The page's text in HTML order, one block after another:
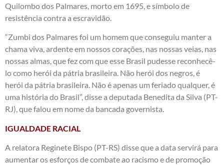
Quilombo dos Palmares, morto em 1695, e símbolo de
resistência contra a escravidão.
“Zumbi dos Palmares foi um homem que conseguiu manter a
chama viva, ardente em nossos corações, nas nossas veias, nas
nossas almas, que fez com que esse Brasil pudesse reconhecê-
lo como herói da pátria brasileira. Não herói dos negros, é
herói da pátria brasileira. Não é apenas um feriado qualquer, é
uma história do Brasil”, disse a deputada Benedita da Silva (PT-
RJ), que falou em nome da bancada governista.
IGUALDADE RACIAL
A relatora Reginete Bispo (PT-RS) disse que a data servirá para
aumentar os esforços de combate ao racismo e de promoção